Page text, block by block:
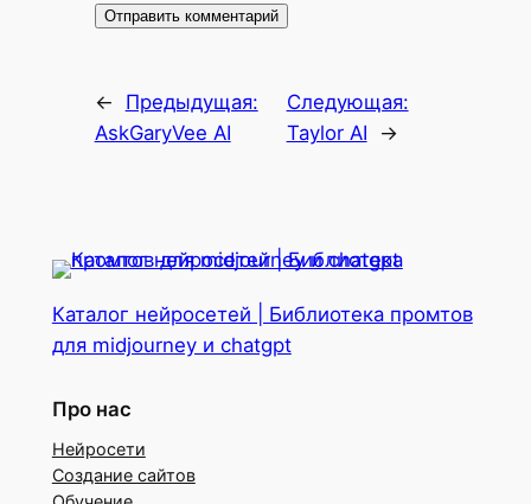
←
Предыдущая:
AskGaryVee AI
Следующая:
Taylor AI
→
Каталог нейросетей | Библиотека промтов
для midjourney и chatgpt
Про нас
Нейросети
Создание сайтов